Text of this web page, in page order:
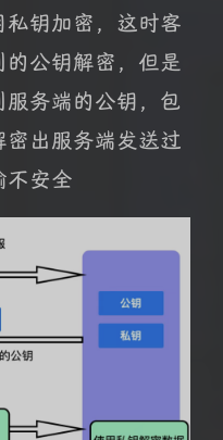
钥加密，这时客
公钥解密，但是
务端的公钥，包
出服务端发送过
不安全